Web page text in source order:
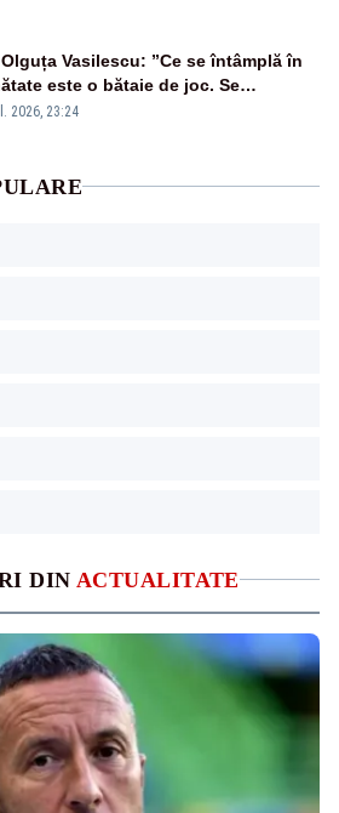
DIN ACTUALITATE
Vasilescu: ”Ce se întâmplă în
este o bătaie de joc. Se
extraordinar de prost”
2026, 23:24